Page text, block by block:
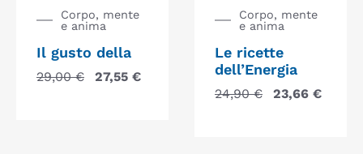
Corpo, mente
e anima
Il gusto della
29,00€ 27,55 €
Corpo, mente
e anima
Le ricette
dell’Energia
24,90€ 23,66 €